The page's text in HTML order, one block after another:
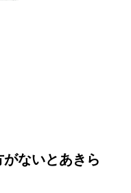
ないとあきら